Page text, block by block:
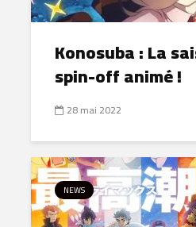
Konosuba : La
spin-off animé !
28 mai 2022
NEWS